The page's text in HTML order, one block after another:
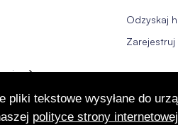
tekstowe wysyłane do
polityce strony
Odzyskaj
Zarejestruj